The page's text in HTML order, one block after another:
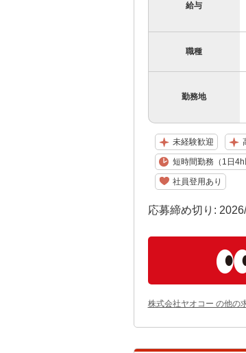
給与
職種
勤務地
未経験歓迎
短時間勤務（1日
社員登用あり
応募締め切り:
株式会社ヤオコー の他の